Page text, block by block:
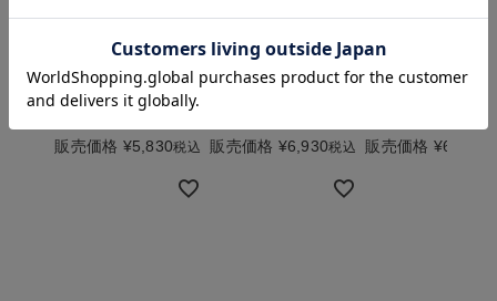
販売価格 ¥5,830税込 販売価格 ¥6,930税込 販売価格 ¥6,380